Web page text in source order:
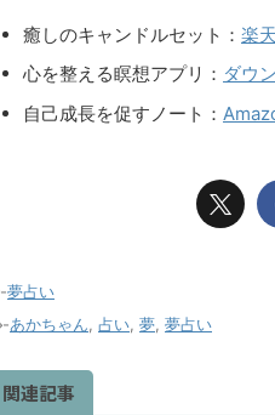
癒しのキャンドルセット： 楽
心を整える瞑想アプリ： ダウ
自己成長を促すノート：
-夢占い
-あかちゃん 占い 夢 夢占い
関連記事